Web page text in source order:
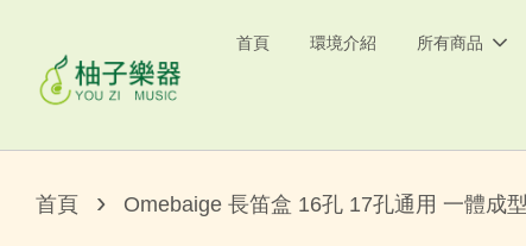
首頁 環境介紹 所有商品
首頁 › Omebaige 長笛盒 16孔 17孔通用 一體成